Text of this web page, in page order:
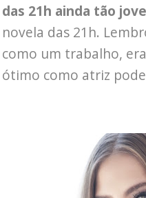
das 21h ainda tão
novela das 21h.
como um trabalho,
ótimo como atriz